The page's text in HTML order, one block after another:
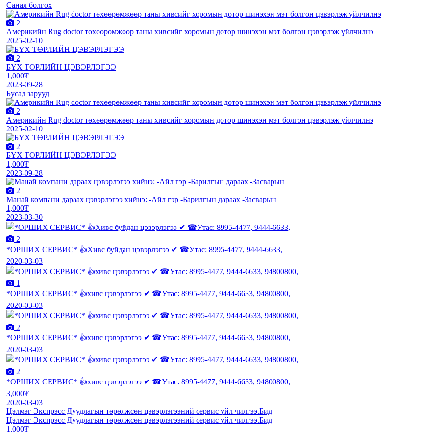
Санал болгох
2
Америкийн Rug doctor төхөөрөмжөөр таны хивсийг хоромын дотор шинэхэн мэт болгон цэвэрлэж үйлчилнэ
2025-02-10
2
БҮХ ТӨРЛИЙН ЦЭВЭРЛЭГЭЭ
1,000₮
2023-09-28
Бусад зарууд
2
Америкийн Rug doctor төхөөрөмжөөр таны хивсийг хоромын дотор шинэхэн мэт болгон цэвэрлэж үйлчилнэ
2025-02-10
2
БҮХ ТӨРЛИЙН ЦЭВЭРЛЭГЭЭ
1,000₮
2023-09-28
2
Манай компани дараах цэвэрлэгээ хийнэ: -Айл гэр -Барилгын дараах -Засварын
1,000₮
2023-03-30
2
*ОРШИХ СЕРВИС* 👍Хивс буйдан цэвэрлэгээ ✔ ☎Утас: 8995-4477, 9444-6633,
2020-03-03
1
*ОРШИХ СЕРВИС* 👍хивс цэвэрлэгээ ✔ ☎Утас: 8995-4477, 9444-6633, 94800800,
2020-03-03
2
*ОРШИХ СЕРВИС* 👍хивс цэвэрлэгээ ✔ ☎Утас: 8995-4477, 9444-6633, 94800800,
2020-03-03
2
*ОРШИХ СЕРВИС* 👍хивс цэвэрлэгээ ✔ ☎Утас: 8995-4477, 9444-6633, 94800800,
3,000₮
2020-03-03
Цэлмэг Экспрэсс Дуудлагын төрөлжсөн цэвэрлэгээний сервис үйл чилгээ.Бид
Цэлмэг Экспрэсс Дуудлагын төрөлжсөн цэвэрлэгээний сервис үйл чилгээ.Бид
1,000₮